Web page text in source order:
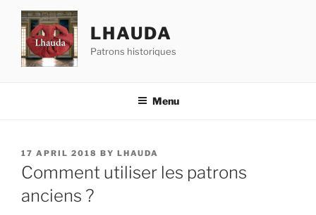
content
LHAUDA
Patrons historiques
Menu
POSTED
ON
17 APRIL 2018 BY LHAUDA
Comment utiliser les patrons
anciens ?